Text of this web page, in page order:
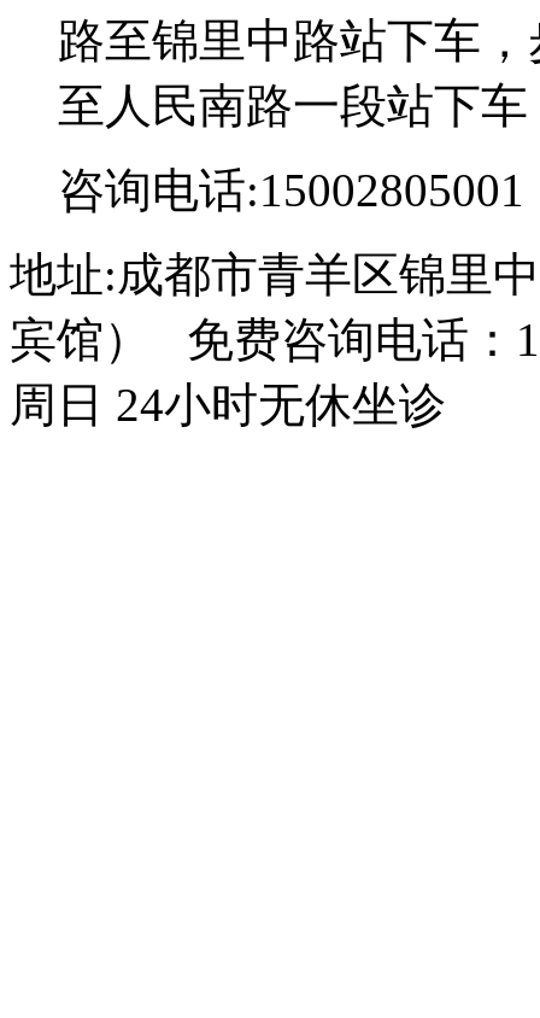
路至锦里中路站下车
至人民南路一段站下
咨询电话:15002805001
地址:成都市青羊区锦里
宾馆） 免费咨询电话：
周日 24小时无休坐诊